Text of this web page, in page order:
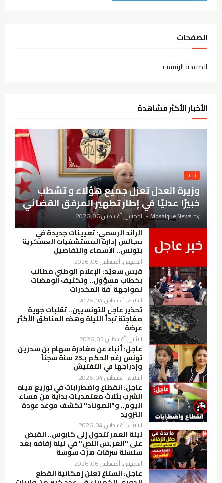
الصفحات
الصفحة الرئيسية
الأخبار الأكثر مشاهدة
أخبار
وزيرة العدل تعزل جميع هؤلاء و تشطب
خبيرًا عدليًا في إطار تطهير المرفق القضائي
by
Mosaique News
- الخميس, أغسطس 06, 2026
الرائد الرسمي: تعيينات جديدة في
مجالس إدارة المستشفيات العسكرية
بتونس.. الأسماء والتفاصيل
الخميس, أغسطس 06, 2026
قيس سعيّد: الإعلام الوطني مطالب
بخطاب مسؤول.. وتكثيف الومضات
لمواجهة آفة المخدرات
الثلاثاء, أغسطس 04, 2026
تحذير عاجل للتونسيين.. تقلبات جوية
مفاجئة تبدأ الليلة وهذه المناطق الأكثر
عرضة
الاثنين, أغسطس 03, 2026
عاجل: أنباء عن مغادرة سهام بن سدرين
تونس رغم الحكم بـ25 سنة سجناً
وإدراجها في التفتيش
الثلاثاء, أغسطس 04, 2026
عاجل: انقطاع واضطرابات في توزيع مياه
الشرب بثلاث معتمديات بداية من مساء
اليوم.. و"الصوناد" تكشف موعد عودة
التزويد
الثلاثاء, أغسطس 04, 2026
ليلة العمر تتحول إلى كابوس.. القبض
على "العريس اللص" في ليلة زفافه بعد
سلسلة سرقات هزّت سوسة
الخميس, أغسطس 06, 2026
عاجل: الستاغ تعلن إمكانية القطع